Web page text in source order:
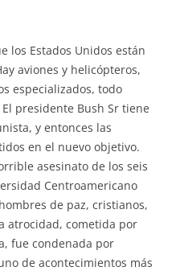
los Estados Unidos están
aviones y helicópteros,
especializados, todo
presidente Bush Sr tiene
y entonces las
en el nuevo objetivo.
asesinato de los seis
Centroamericano
de paz, cristianos,
atrocidad, cometida por
fue condenada por
de acontecimientos más